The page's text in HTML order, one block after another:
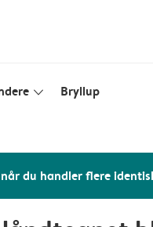
slim_arrow_down Bryllup
du handler flere